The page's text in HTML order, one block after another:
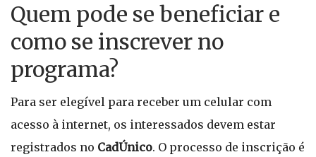
Quem pode se beneficiar e
como se inscrever no
programa?
Para ser elegível para receber um celular com
acesso à internet, os interessados devem estar
registrados no CadÚnico. O processo de inscrição é